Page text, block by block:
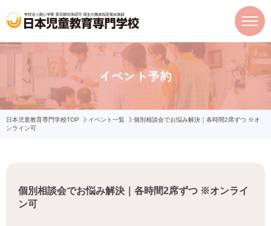
イベント予約
日本児童教育専門学校TOP イベント一覧
個別相談会でお悩み解決｜各時間2席ずつ ※オ
ンライン可
個別相談会でお悩み解決｜各時間2席ずつ ※オンライ
ン可